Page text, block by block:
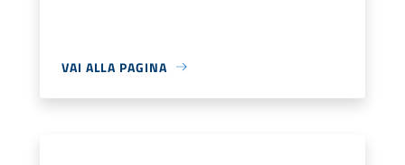
VAI ALLA PAGINA